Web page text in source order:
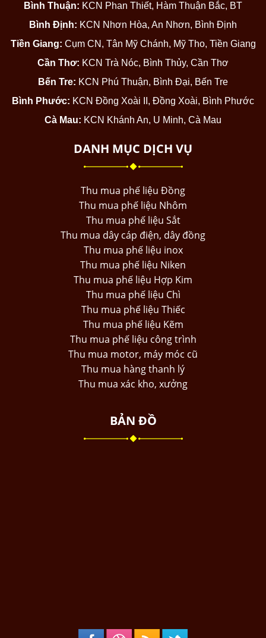
Bình Thuận: KCN Phan Thiết, Hàm Thuận Bắc, BT
Bình Định: KCN Nhơn Hòa, An Nhơn, Bình Định
Tiền Giang: Cụm CN, Tân Mỹ Chánh, Mỹ Tho, Tiền Giang
Cần Thơ: KCN Trà Nóc, Bình Thủy, Cần Thơ
Bến Tre: KCN Phú Thuận, Bình Đại, Bến Tre
Bình Phước: KCN Đồng Xoài II, Đồng Xoài, Bình Phước
Cà Mau: KCN Khánh An, U Minh, Cà Mau
DANH MỤC DỊCH VỤ
Thu mua phế liệu Đồng
Thu mua phế liệu Nhôm
Thu mua phế liệu Sắt
Thu mua dây cáp điện, dây đồng
Thu mua phế liệu inox
Thu mua phế liệu Niken
Thu mua phế liệu Hợp Kim
Thu mua phế liệu Chì
Thu mua phế liệu Thiếc
Thu mua phế liệu Kẽm
Thu mua phế liệu công trình
Thu mua motor, máy móc cũ
Thu mua hàng thanh lý
Thu mua xác kho, xưởng
BẢN ĐỒ